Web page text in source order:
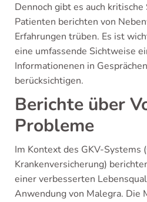
Dennoch gibt es auch
Patienten berichten von
Erfahrungen trüben. Es ist
eine umfassende Sichtweise
Informationenen in
berücksichtigen.
Berichte über
Probleme
Im Kontext des GKV-Systems
Krankenversicherung)
einer verbesserten
Anwendung von Malegra. Die